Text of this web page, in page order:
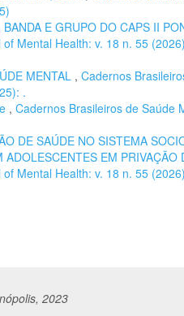
BANDA E GRUPO DO CAPS II
Mental Health: v. 18 n. 55
MENTAL , Cadernos
.
, Cadernos Brasileiros de Saúde
DE SAÚDE NO SISTEMA
EM PRIVAÇÃO
Mental Health: v. 18 n. 55
2023